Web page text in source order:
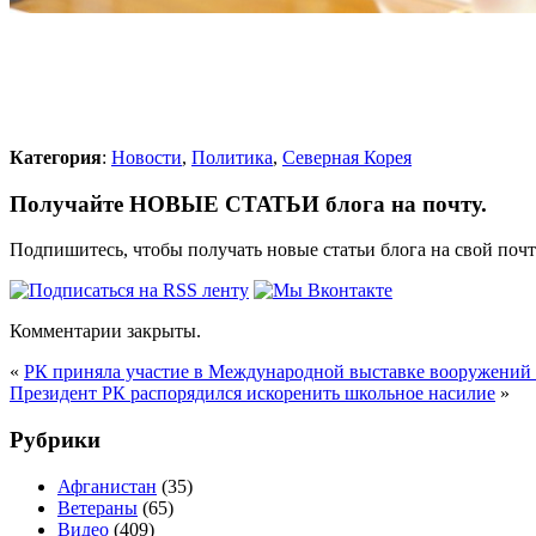
Категория: Новости, Политика, Северная Корея
Получайте НОВЫЕ СТАТЬИ блога на почту.
Подпишитесь, чтобы получать новые статьи блога на свой
Комментарии закрыты.
« РК приняла участие в Международной выставке
Президент РК распорядился искоренить школьное насилие »
Рубрики
Афганистан (35)
Ветераны (65)
Видео (409)